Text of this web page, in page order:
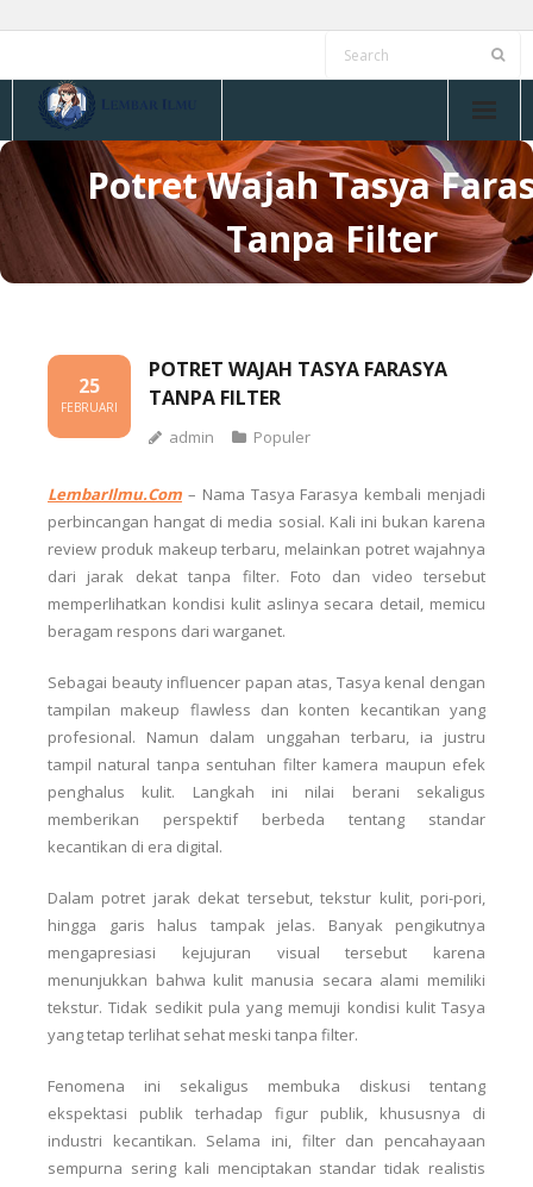
content
Potret Wajah Tasya
Tanpa Filter
POTRET WAJAH TASYA FARASYA
TANPA FILTER
25
FEBRUARI
admin Populer
LembarIlmu.Com – Nama Tasya Farasya kembali menjadi
perbincangan hangat di media sosial. Kali ini bukan karena
review produk makeup terbaru, melainkan potret wajahnya
dari jarak dekat tanpa filter. Foto dan video tersebut
memperlihatkan kondisi kulit aslinya secara detail, memicu
beragam respons dari warganet.
Sebagai beauty influencer papan atas, Tasya kenal dengan
tampilan makeup flawless dan konten kecantikan yang
profesional. Namun dalam unggahan terbaru, ia justru
tampil natural tanpa sentuhan filter kamera maupun efek
penghalus kulit. Langkah ini nilai berani sekaligus
memberikan perspektif berbeda tentang standar
kecantikan di era digital.
Dalam potret jarak dekat tersebut, tekstur kulit, pori-pori,
hingga garis halus tampak jelas. Banyak pengikutnya
mengapresiasi kejujuran visual tersebut karena
menunjukkan bahwa kulit manusia secara alami memiliki
tekstur. Tidak sedikit pula yang memuji kondisi kulit Tasya
yang tetap terlihat sehat meski tanpa filter.
Fenomena ini sekaligus membuka diskusi tentang
ekspektasi publik terhadap figur publik, khususnya di
industri kecantikan. Selama ini, filter dan pencahayaan
sempurna sering kali menciptakan standar tidak realistis